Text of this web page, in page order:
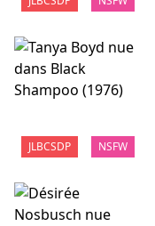
JLBCSDP NSFW